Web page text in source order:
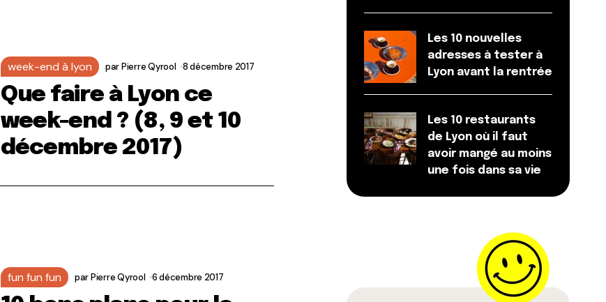
week-end à lyon parPierre Qyrool 8 décembre 2017
Que faire à Lyon ce
week-end ? (8, 9 et 10
décembre 2017)
fun fun fun parPierre Qyrool 6 décembre 2017
Les 10 nouvelles
adresses à tester à
Lyon avant la rentrée
Les 10 restaurants
de Lyon où il faut
avoir mangé au moins
une fois dans sa vie